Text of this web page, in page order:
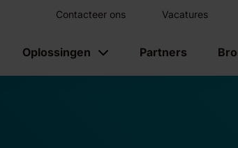
Contacteer ons Vacatures
Oplossingen Partners